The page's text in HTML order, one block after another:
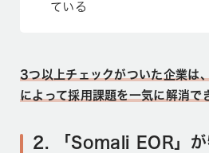
ている
3つ以上チェックがついた企業は
によって採用課題を一気に解消で
2. 「Somali EOR」が